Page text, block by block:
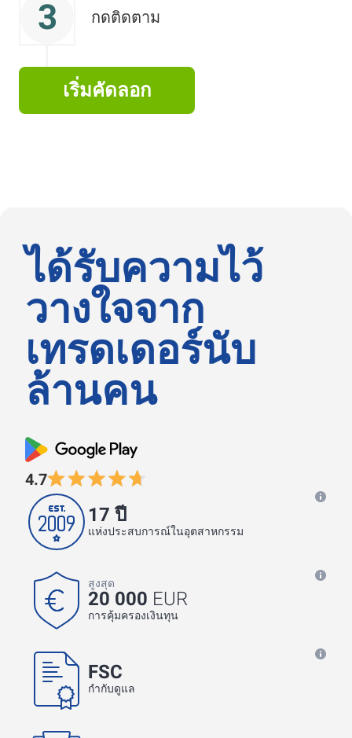
3
เริ่มคัดลอก
กดติดตาม
ได้รับความไว้
วางใจจาก
เทรดเดอร์นับ
ล้านคน
4.7
17 ปี
แห่งประสบการณ์ในอุตสาหกรรม
FSC
กำกับดูแล
สูงสุด
20 000 EUR
การคุ้มครองเงินทุน